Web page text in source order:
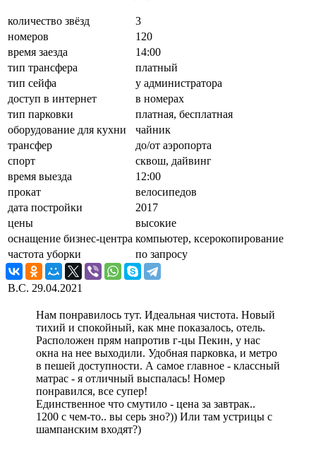
количество звёзд
3
номеров
120
время заезда
14:00
тип трансфера
платный
тип сейфа
у администратора
доступ в интернет
в номерах
тип парковки
платная, бесплатная
оборудование для кухни
чайник
трансфер
до/от аэропорта
спорт
сквош, дайвинг
время выезда
12:00
прокат
велосипедов
дата постройки
2017
цены
высокие
оснащение бизнес-центра компьютер, ксерокопирование
частота уборки
по запросу
В.C. 29.04.2021
Нам понравилось тут. Идеальная чистота. Новый
тихий и спокойный, как мне показалось, отель.
Расположен прям напротив г-цы Пекин, у нас
окна на нее выходили. Удобная парковка, и метро
в пешей доступности. А самое главное - классный
матрас - я отличный выспалась! Номер
понравился, все супер!
Единственное что смутило - цена за завтрак..
1200 с чем-то.. вы серь зно?)) Или там устрицы с
шампанским входят?)